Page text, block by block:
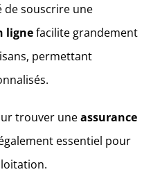
de souscrire une
lignefacilite grandement
permettant
trouver uneassurance
essentiel pour